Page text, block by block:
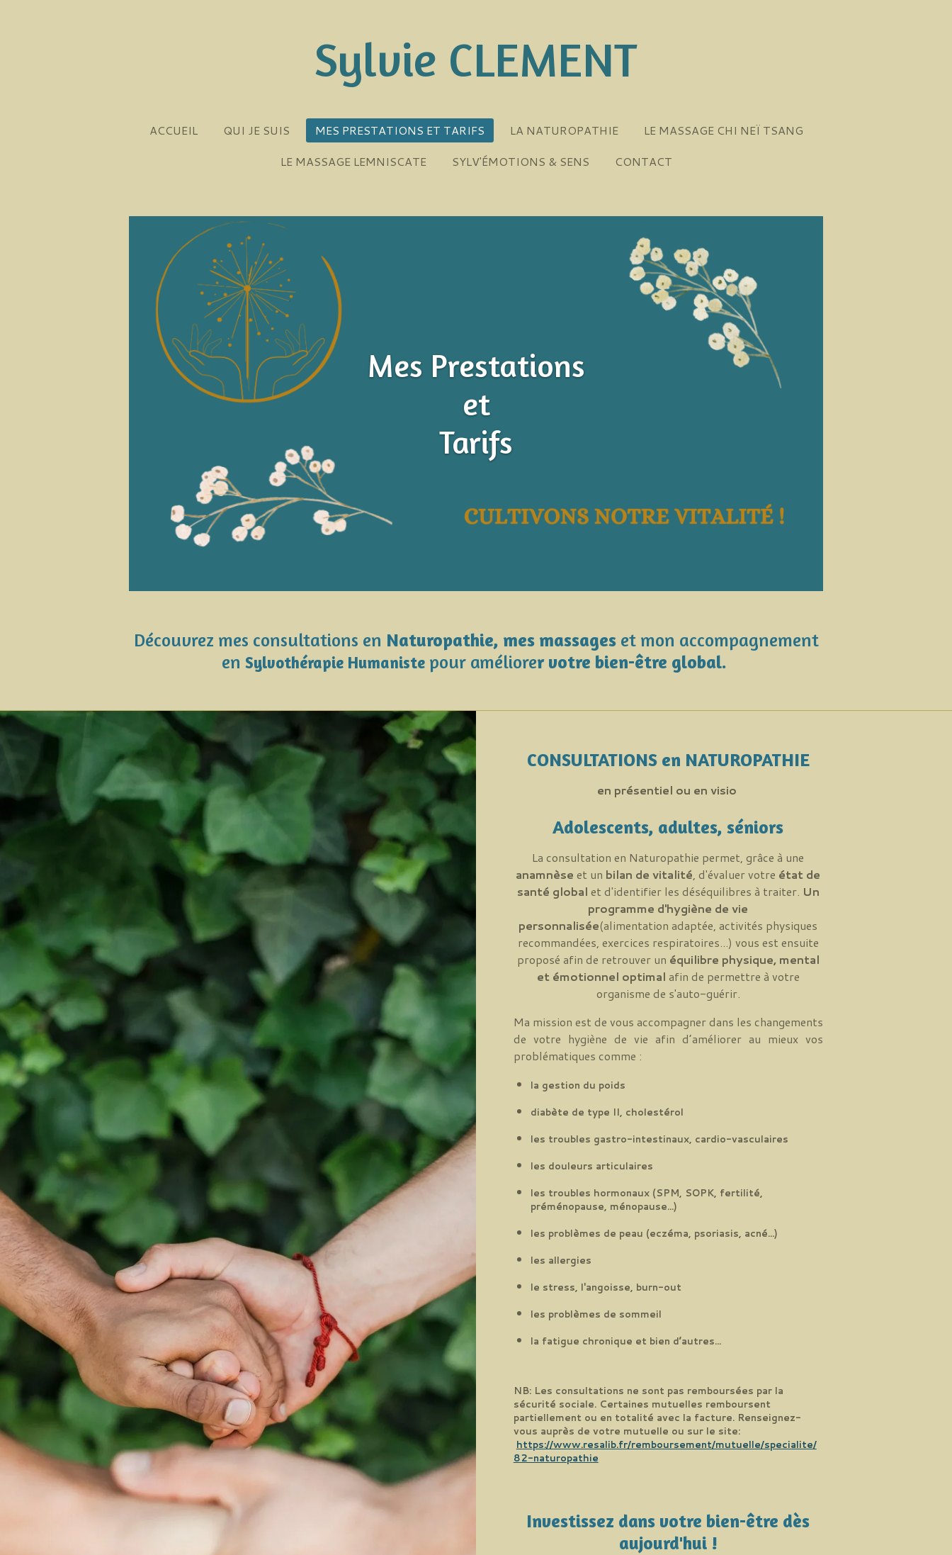
Sylvie CLEMENT
ACCUEIL QUI JE SUIS MES PRESTATIONS ET TARIFS LA NATUROPATHIE
LE MASSAGE CHI NEÏ TSANG
LE MASSAGE LEMNISCATE
SYLV'ÉMOTIONS & SENS CONTACT
Mes Prestations
et
Tarifs
Découvrez mes consultations en Naturopathie, mes massages et mon accompagnement
en Sylvothérapie Humaniste pour améliorer votre bien-être global.
CONSULTATIONS en NATUROPATHIE
en présentiel ou en visio
Adolescents, adultes, séniors
La consultation en Naturopathie permet, grâce à une
anamnèse et un bilan de vitalité , d'évaluer votre état de
santé global et d'identifier les déséquilibres à traiter. Un
programme d'hygiène de vie
personnalisée(alimentation adaptée, activités physiques
recommandées, exercices respiratoires...) vous est ensuite
proposé afin de retrouver un équilibre physique, mental
et émotionnel optimal afin de permettre à votre
organisme de s'auto-guérir.
Ma mission est de vous accompagner dans les changements
de votre hygiène de vie afin d’améliorer au mieux vos
problématiques comme :
la gestion du poids
diabète de type II, cholestérol
les troubles gastro-intestinaux, cardio-vasculaires
les douleurs articulaires
les troubles hormonaux (SPM, SOPK, fertilité,
préménopause, ménopause...)
les problèmes de peau (eczéma, psoriasis, acné...)
les allergies
le stress, l'angoisse, burn-out
les problèmes de sommeil
la fatigue chronique et bien d’autres...
NB: Les consultations ne sont pas remboursées par la
sécurité sociale. Certaines mutuelles remboursent
partiellement ou en totalité avec la facture. Renseignez-
vous auprès de votre mutuelle ou sur le site:
https://www.resalib.fr/remboursement/mutuelle/specialite/
82-naturopathie
Investissez dans votre bien-être dès
aujourd'hui !